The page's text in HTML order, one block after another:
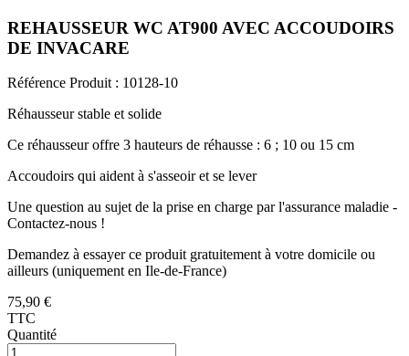
REHAUSSEUR WC AT900 AVEC ACCOUDOIRS
DE INVACARE
Référence Produit : 10128-10
Réhausseur stable et solide
Ce réhausseur offre 3 hauteurs de réhausse : 6 ; 10 ou 15 cm
Accoudoirs qui aident à s'asseoir et se lever
Une question au sujet de la prise en charge par l'assurance maladie -
Contactez-nous !
Demandez à essayer ce produit gratuitement à votre domicile ou
ailleurs (uniquement en Ile-de-France)
75,90 €
TTC
Quantité